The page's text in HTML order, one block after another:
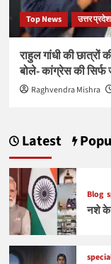
Top News उत्तर प्रदेश
राहुल गांधी की
बोले- कांग्रेस की
Raghvendra Mishra
Latest
Blog
नशे के